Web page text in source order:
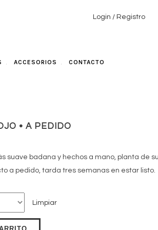
Login / Registro
ACCESORIOS CONTACTO
• A PEDIDO
suave badana y hechos a mano, planta de
a pedido, tarda tres semanas en estar listo.
Limpiar